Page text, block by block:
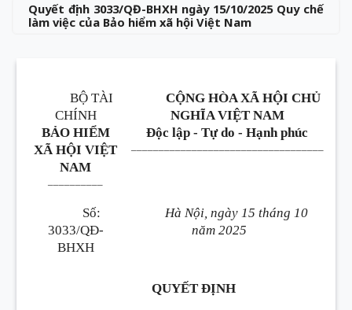
Quyết định 3033/QĐ-BHXH ngày 15/10/2025 Quy chế
làm việc của Bảo hiểm xã hội Việt Nam
BỘ TÀI
CHÍNH
BẢO HIỂM
XÃ HỘI VIỆT
NAM
CỘNG HÒA XÃ HỘI CHỦ
NGHĨA VIỆT NAM
Độc lập - Tự do - Hạnh phúc
Số:
3033/QĐ-
BHXH
Hà Nội, ngày 15 tháng 10
năm 2025
QUYẾT ĐỊNH